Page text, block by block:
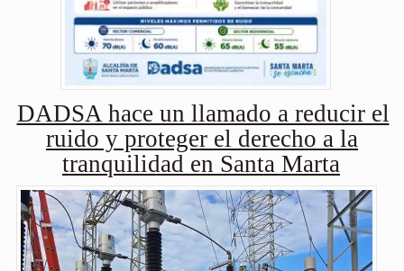
DADSA hace un llamado a reducir el
ruido y proteger el derecho a la
tranquilidad en Santa Marta